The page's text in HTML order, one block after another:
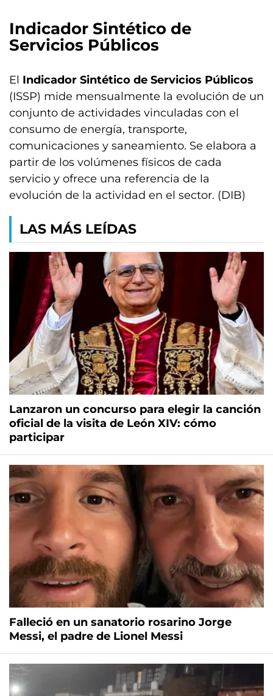
Indicador Sintético de
Servicios Públicos
El Indicador Sintético de Servicios Públicos
(ISSP) mide mensualmente la evolución de un
conjunto de actividades vinculadas con el
consumo de energía, transporte,
comunicaciones y saneamiento. Se elabora a
partir de los volúmenes físicos de cada
servicio y ofrece una referencia de la
evolución de la actividad en el sector. (DIB)
LAS MÁS LEÍDAS
Lanzaron un concurso para elegir la canción
oficial de la visita de León XIV: cómo
participar
Falleció en un sanatorio rosarino Jorge
Messi, el padre de Lionel Messi